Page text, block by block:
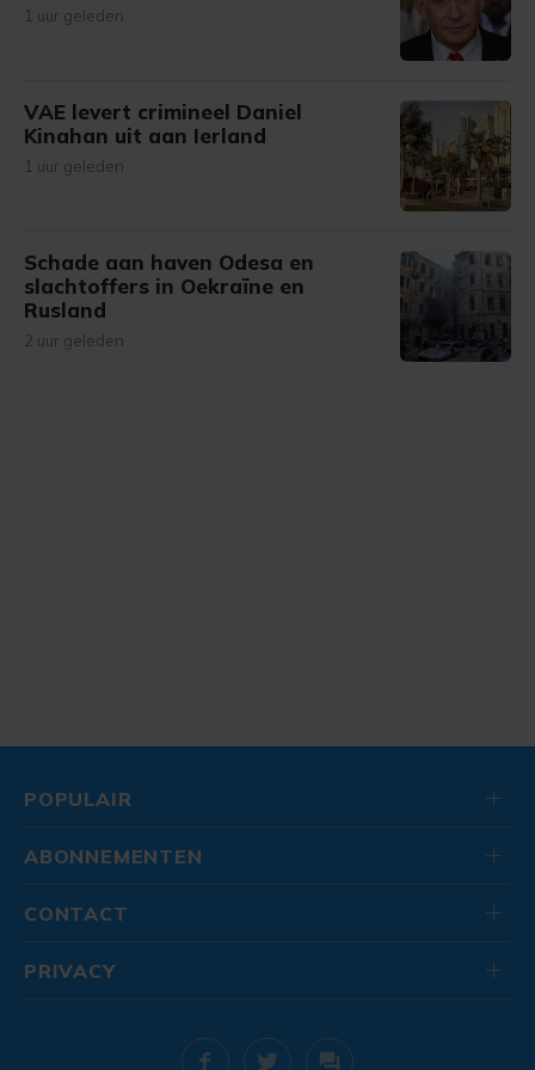
1 uur geleden
VAE levert crimineel Daniel
Kinahan uit aan Ierland
1 uur geleden
Schade aan haven Odesa en
slachtoffers in Oekraïne en
Rusland
2 uur geleden
POPULAIR
ABONNEMENTEN
CONTACT
PRIVACY